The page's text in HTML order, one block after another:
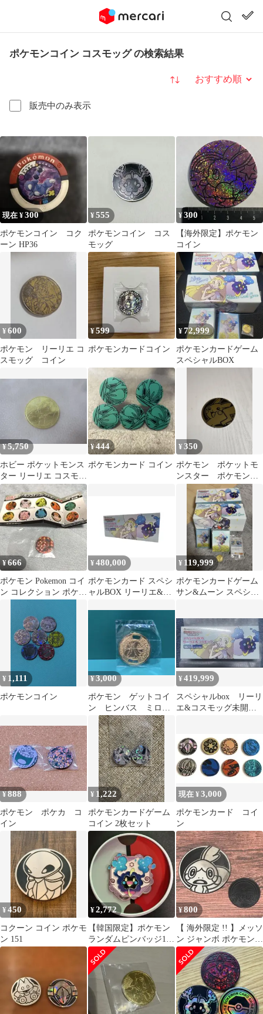
ポケモンコイン コスモッグ の検索結果
販売中のみ表示
並び替え
現在 ¥300
ポケモンコイン コク
ーン HP36
¥555
ポケモンコイン コス
モッグ
¥300
【海外限定】ポケモン
コイン
¥600
ポケモン リーリエ コ
スモッグ コイン
¥599
ポケモンカードコイン
¥72,999
ポケモンカードゲーム
スペシャルBOX
¥5,750
ホビー ポケットモンス
ター リーリエ コスモッ
グ 金属コイン ポケモン
中古品
¥444
ポケモンカード コイン
¥350
ポケモン ポケットモ
ンスター ポケモンコ
イン コインゲーム
コイン
¥666
ポケモン Pokemon コイ
ン コレクション ポケモ
¥480,000
ポケモンカード スペシ
ャルBOX リーリエ&コ
¥ 119,999
ポケモンカードゲーム
サン&ムーン スペシャ
¥ 1,111
ポケモンコイン
¥3,000
ポケモン ゲットコイ
ン ヒンバス ミロカ
ロス
¥419,999
スペシャルbox リーリ
エ&コスモッグ未開
¥888
ポケモン ポケカ コ
イン
¥ 1,222
ポケモンカードゲーム
コイン 2枚セット
現在 ¥3,000
ポケモンカード コイ
ン
¥450
コクーン コイン ポケモ
ン 151
¥2,772
【韓国限定】ポケモン
ランダムピンバッジ100
第2弾 コスモッグ
¥800
【 海外限定 !! 】メッソ
ン ジャンボ ポケモン
コイン